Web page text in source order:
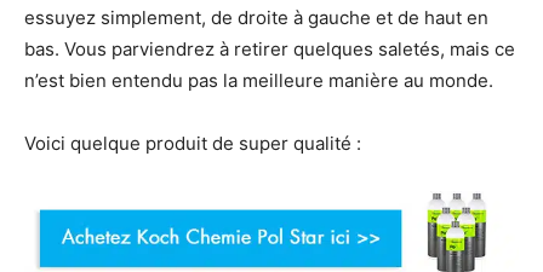
essuyez simplement, de droite à gauche et de haut en
bas. Vous parviendrez à retirer quelques saletés, mais ce
n’est bien entendu pas la meilleure manière au monde.
Voici quelque produit de super qualité :